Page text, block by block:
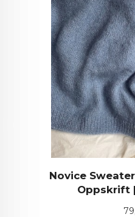
Novice
Oppskrift